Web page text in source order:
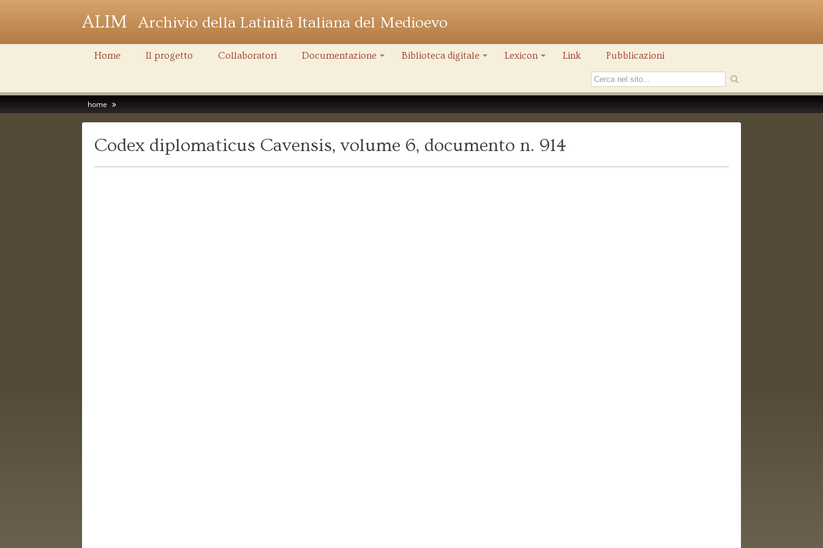
ALIM Archivio della Latinità Italiana del Medioevo
Home Il progetto Collaboratori Documentazione Biblioteca digitale Lexicon Link Pubblicazioni
home
Codex diplomaticus Cavensis, volume 6, documento n. 914